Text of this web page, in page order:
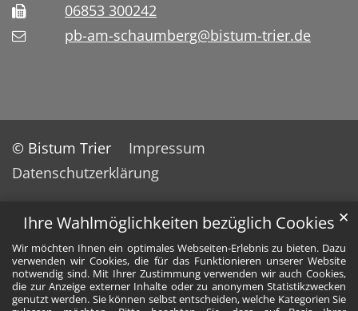
Ihre Wahlmöglichkeiten bezüglich Cookies
Wir möchten Ihnen ein optimales Webseiten-Erlebnis zu bieten. Dazu
verwenden wir Cookies, die für das Funktionieren unserer Website
notwendig sind. Mit Ihrer Zustimmung verwenden wir auch Cookies,
die zur Anzeige externer Inhalte oder zu anonymen Statistikzwecken
genutzt werden. Sie können selbst entscheiden, welche Kategorien Sie
✕
06853 300242
pb-am-schaumberg@bistum-trier.de
© Bistum Trier
Impressum
Datenschutzerklärung